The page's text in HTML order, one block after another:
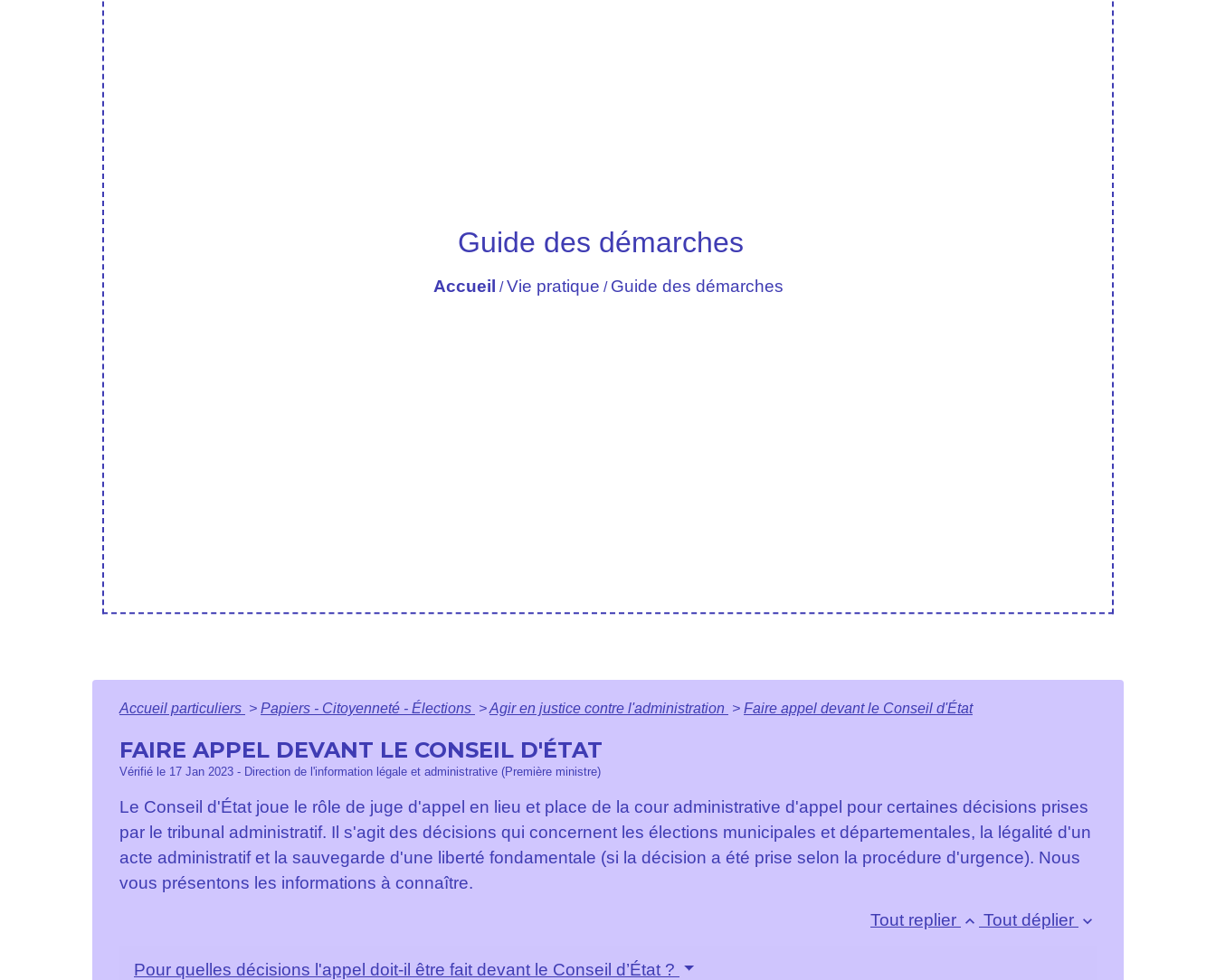
Guide des démarches
Accueil /Vie pratique / Guide des démarches
Accueil particuliers > Papiers - Citoyenneté - Élections >Agir en justice contre l'administration > Faire appel devant le Conseil d'État
FAIRE APPEL DEVANT LE CONSEIL D'ÉTAT
Vérifié le 17 Jan 2023 - Direction de l'information légale et administrative (Première ministre)
Le Conseil d'État joue le rôle de juge d'appel en lieu et place de la cour administrative d'appel pour certaines décisions prises
par le tribunal administratif. Il s'agit des décisions qui concernent les élections municipales et départementales, la légalité d'un
acte administratif et la sauvegarde d'une liberté fondamentale (si la décision a été prise selon la procédure d'urgence). Nous
vous présentons les informations à connaître.
Tout replier keyboard_arrow_up Tout déplier keyboard_arrow_down
Pour quelles décisions l'appel doit-il être fait devant le Conseil d’État ?